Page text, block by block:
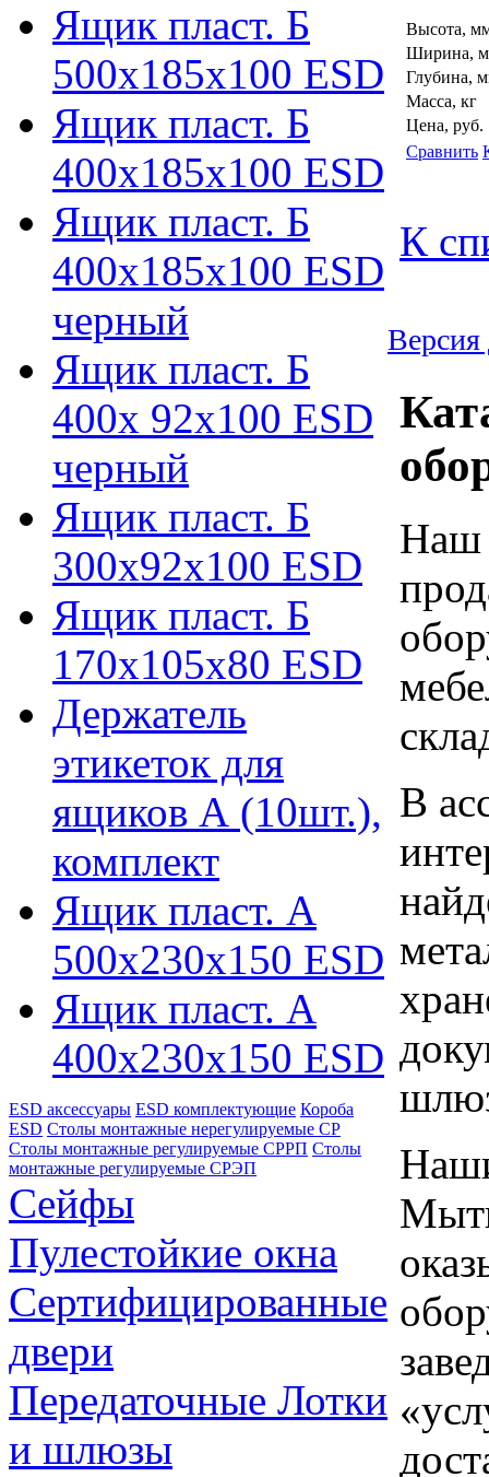
Ящик пласт. Б
500х185х100 ESD
Ящик пласт. Б
400х185х100 ESD
Ящик пласт. Б
400х185х100 ESD
черный
Ящик пласт. Б
400х 92х100 ESD
черный
Ящик пласт. Б
300х92х100 ESD
Ящик пласт. Б
170х105х80 ESD
Держатель
этикеток для
ящиков А (10шт.),
комплект
Ящик пласт. А
500х230х150 ESD
Ящик пласт. А
400х230х150 ESD
ESD аксессуары ESD комплектующие Короба
ESD Столы монтажные нерегулируемые СР
Столы монтажные регулируемые СРРП Столы
монтажные регулируемые СРЭП
Сейфы
Пулестойкие окна
Сертифицированные
двери
Передаточные Лотки
и шлюзы
Высота,
Ширина,
Глубина,
Масса, кг
Цена, руб.
Сравнить
К
Версия
Наш
В